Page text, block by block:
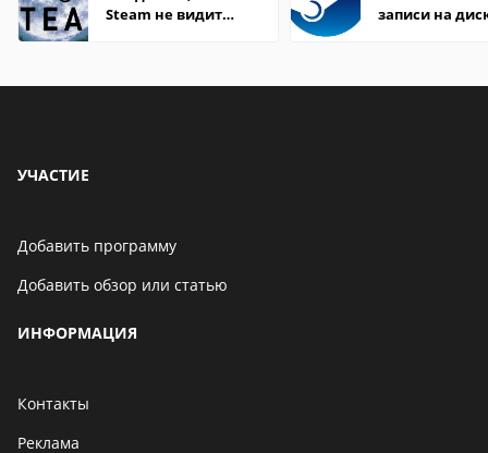
Steam не видит
записи на
УЧАСТИЕ
Добавить программу
Добавить обзор или статью
ИНФОРМАЦИЯ
Контакты
Реклама